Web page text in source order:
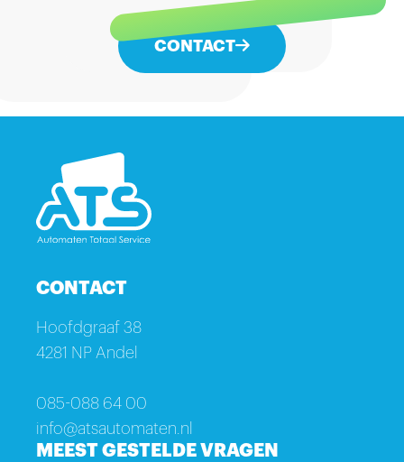
CONTACT
CONTACT
Hoofdgraaf 38
4281 NP Andel
085-088 64 00
info@atsautomaten.nl
MEEST GESTELDE VRAGEN